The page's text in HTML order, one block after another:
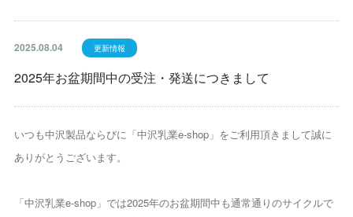
2025.08.04 更新情報
2025年お盆期間中の受注・発送につきまして
いつも中沢製品ならびに「中沢乳業e-shop」をご利用頂きまして誠に
ありがとうございます。
「中沢乳業e-shop」では2025年のお盆期間中も通常通りのサイクルで